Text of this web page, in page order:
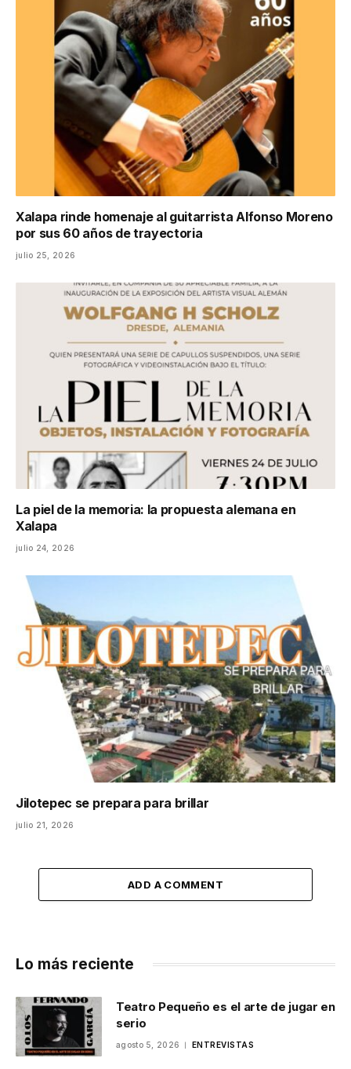
Xalapa rinde homenaje al guitarrista Alfonso Moreno
por sus 60 años de trayectoria
julio 25, 2026
La piel de la memoria: la propuesta alemana en
Xalapa
julio 24, 2026
Jilotepec se prepara para brillar
julio 21, 2026
ADD A COMMENT
Lo más reciente
Teatro Pequeño es el arte de jugar en
serio
agosto 5, 2026 ENTREVISTAS